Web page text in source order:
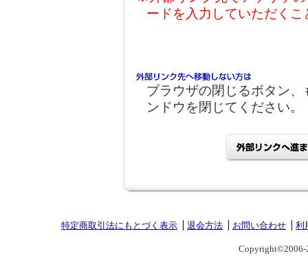
ードを入力していただく
ブラウザの閉じるボタン
ンドウを閉じてください。
特定商取引法にもとづく表示 退会方法 お問い合わせ 利
Copyright©2006-